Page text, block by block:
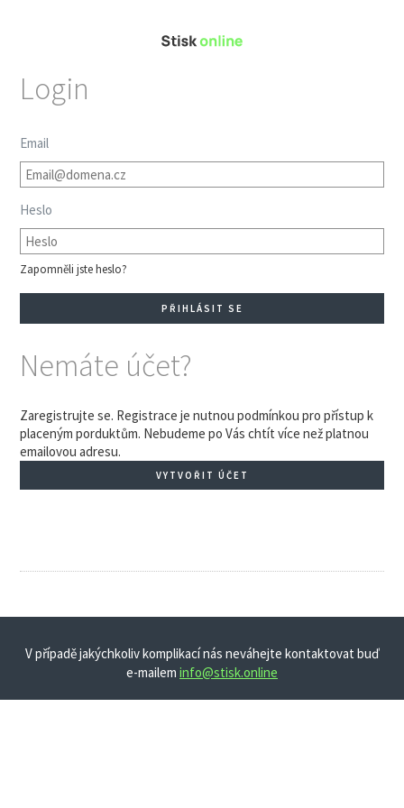
Login
Email
Heslo
Zapomněli jste heslo?
Nemáte účet?
Zaregistrujte se. Registrace je nutnou podmínkou pro přístup k
placeným porduktům. Nebudeme po Vás chtít více než platnou
emailovou adresu.
VYTVOŘIT ÚČET
V případě jakýchkoliv komplikací nás neváhejte kontaktovat buď
e-mailem info@stisk.online